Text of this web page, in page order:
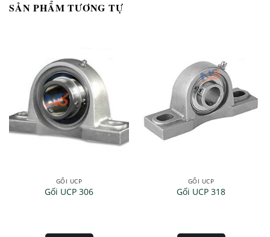
SẢN PHẨM TƯƠNG TỰ
GỐI UCP
Gối UCP 306
GỐI UCP
Gối UCP 318